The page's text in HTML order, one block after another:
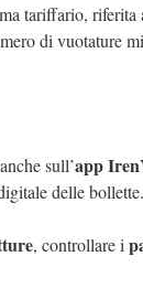
tariffario,
di vuotature
sull’app
delle bollette.
, controllare i